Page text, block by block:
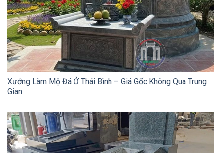
Xưởng Làm Mộ Đá Ở Thái Bình – Giá Gốc Không Qua Trung
Gian